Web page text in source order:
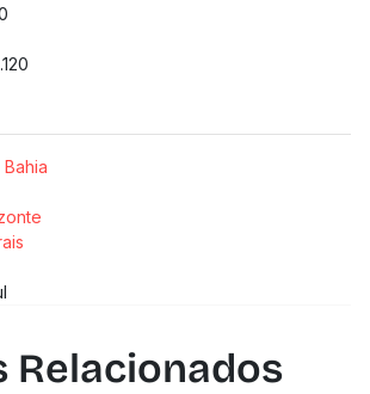
Relacionados